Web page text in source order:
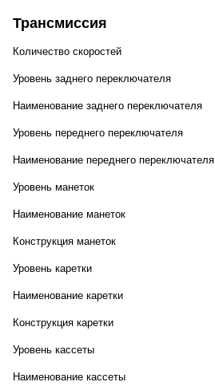
Трансмиссия
Количество скоростей
Уровень заднего переключателя
Наименование заднего переключателя
Уровень переднего переключателя
Наименование переднего переключателя
Уровень манеток
Наименование манеток
Конструкция манеток
Уровень каретки
Наименование каретки
Конструкция каретки
Уровень кассеты
Наименование кассеты